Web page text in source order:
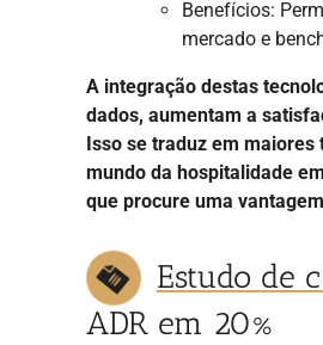
Benefícios:
mercado e
A integração destas
dados, aumentam a
Isso se traduz em
mundo da hospitalidade
que procure uma
Estudo de
ADR em 20%